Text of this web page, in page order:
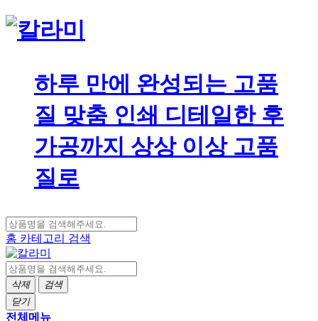
하루 만에 완성되는 고품
질 맞춤 인쇄 디테일한 후
가공까지 상상 이상 고품
질로
홈 카테고리 검색
삭제
검색
닫기
전체메뉴